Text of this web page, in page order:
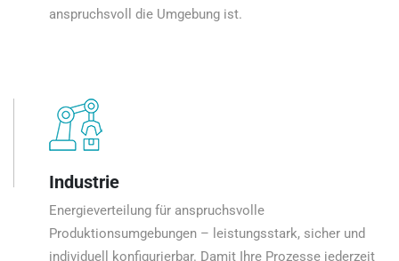
anspruchsvoll die Umgebung ist.
Industrie
Energieverteilung für anspruchsvolle
Produktionsumgebungen – leistungsstark, sicher und
individuell konfigurierbar. Damit Ihre Prozesse jederzeit